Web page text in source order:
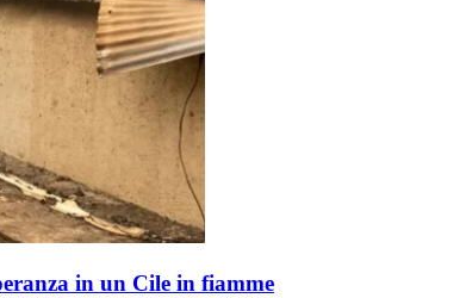
in un Cile in fiamme